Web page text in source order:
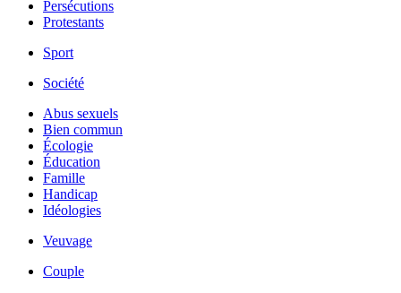
Persécutions
Protestants
Sport
Société
Abus sexuels
Bien commun
Écologie
Éducation
Famille
Handicap
Idéologies
Veuvage
Couple